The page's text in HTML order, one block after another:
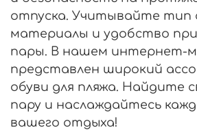
отпуска. Учитывайте тип
материалы и удобство
пары. В нашем интернет-
представлен широкий
обуви для пляжа. Найдите
пару и наслаждайтесь
вашего отдыха!